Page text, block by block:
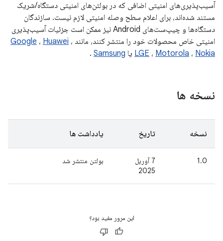
آسیب‌پذیری‌های امنیتی اضافی که در بولتن‌های امنیتی دستگاه/شریک
مستند شده‌اند، برای اعلام سطح وصله امنیتی لازم نیست. سازندگان
دستگاه‌ها و چیپ‌ست‌های Android نیز ممکن است جزئیات آسیب‌پذیری
امنیتی خاص محصولات خود را منتشر کنند، مانند
Google ، Huawei ،
LGE ، Motorola ، Nokia یا Samsung
.
نسخه ها
نسخه تاریخ یادداشت ها
1.0
7 آوریل
2025
بولتن منتشر شد
این مرور مفید بود؟